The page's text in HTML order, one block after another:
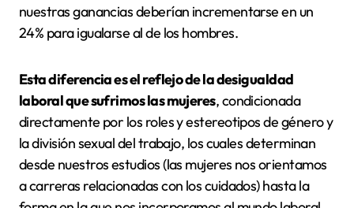
nuestras ganancias deberían incrementarse en un
24% para igualarse al de los hombres.
Esta diferencia es el reflejo de la desigualdad
laboral que sufrimos las mujeres, condicionada
directamente por los roles y estereotipos de género y
la división sexual del trabajo, los cuales determinan
desde nuestros estudios (las mujeres nos orientamos
a carreras relacionadas con los cuidados) hasta la